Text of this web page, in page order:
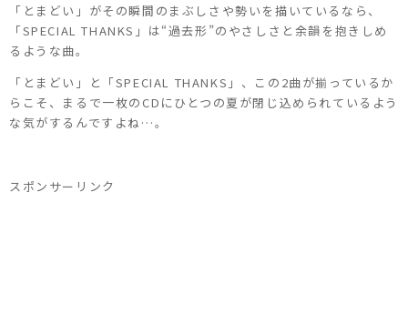
「とまどい」がその瞬間のまぶしさや勢いを描いているなら、
「SPECIAL THANKS」は“過去形”のやさしさと余韻を抱きしめ
るような曲。
「とまどい」と「SPECIAL THANKS」、この2曲が揃っているか
らこそ、まるで一枚のCDにひとつの夏が閉じ込められているよう
な気がするんですよね…。
スポンサーリンク